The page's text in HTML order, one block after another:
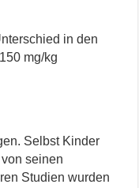
in den
mg/kg
Selbst Kinder
seinen
Studien wurden